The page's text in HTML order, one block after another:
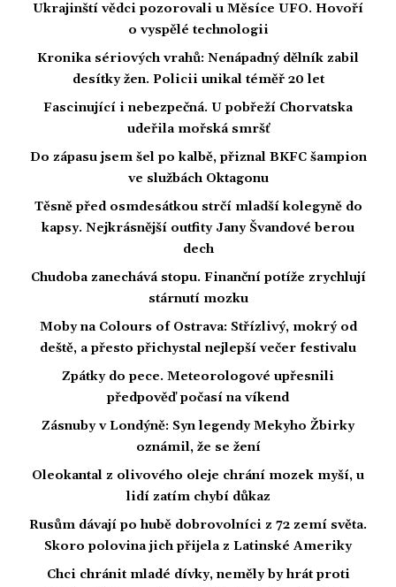
Ukrajinští vědci pozorovali u Měsíce UFO. Hovoří
o vyspělé technologii
Kronika sériových vrahů: Nenápadný dělník zabil
desítky žen. Policii unikal téměř 20 let
Fascinující i nebezpečná. U pobřeží Chorvatska
udeřila mořská smršť
Do zápasu jsem šel po kalbě, přiznal BKFC šampion
ve službách Oktagonu
Těsně před osmdesátkou strčí mladší kolegyně do
kapsy. Nejkrásnější outfity Jany Švandové berou
dech
Chudoba zanechává stopu. Finanční potíže zrychlují
stárnutí mozku
Moby na Colours of Ostrava: Střízlivý, mokrý od
deště, a přesto přichystal nejlepší večer festivalu
Zpátky do pece. Meteorologové upřesnili
předpověď počasí na víkend
Zásnuby v Londýně: Syn legendy Mekyho Žbirky
oznámil, že se žení
Oleokantal z olivového oleje chrání mozek myší, u
lidí zatím chybí důkaz
Rusům dávají po hubě dobrovolníci z 72 zemí světa.
Skoro polovina jich přijela z Latinské Ameriky
Chci chránit mladé dívky, neměly by hrát proti